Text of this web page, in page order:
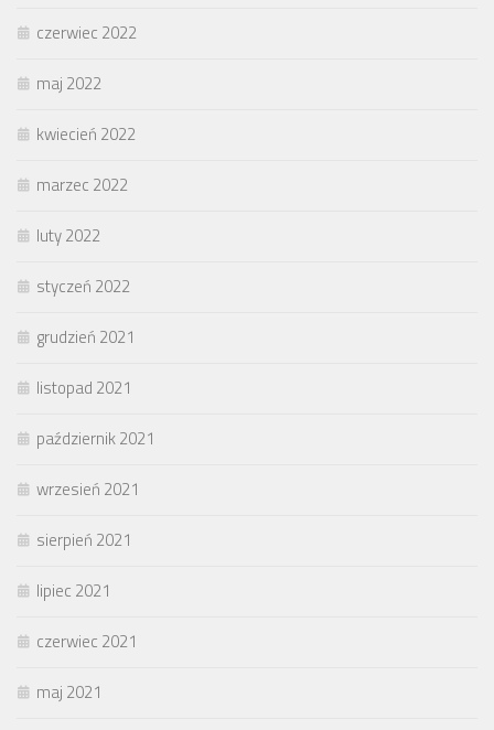
czerwiec 2022
maj 2022
kwiecień 2022
marzec 2022
luty 2022
styczeń 2022
grudzień 2021
listopad 2021
październik 2021
wrzesień 2021
sierpień 2021
lipiec 2021
czerwiec 2021
maj 2021